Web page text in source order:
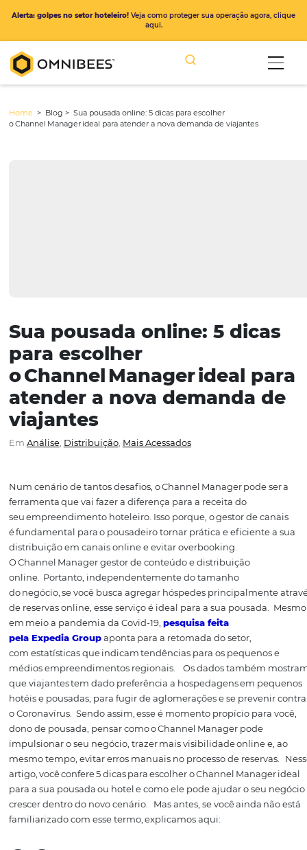
Sua pousada online: 5
para escolher
o Channel Manager ideal
viajantes
EmAnálise,Distribuição,Mais Acessados
Num cenário de tantos desafios, o Channel
ferramenta que vai fazer a diferença para a receita do
seu empreendimento hoteleiro. Isso porque,o gestor de
é fundamental para opousadeirotornar prática e
distribuição emcanaisonline e evitaroverbooking.
Manager stor de conteúdo e distribuição
online.Portanto, independentemente do tamanho
do negócio,sevocêbuscaagregar hóspedes
de reservasonline, esse serviçoé ideal para a sua
em meio a pandemia da Covid-19, pesquisa feita
pelaExpediaGroup aponta para a retomada do setor
com
estatísticas que indicam tendências para os
médios empreendimentosregionais. Os dados
que viajantestem dadopreferência a hospedagens em
hotéis e pousadas, para fugir de aglomerações
Alerta: golpes no setor hoteleiro!Veja como proteger sua operação